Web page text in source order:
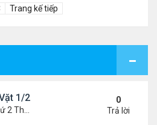
Trang kế tiếp
1/21/22- 1/28/22
1 24, 2022 10:25 pm
0
Trả lời